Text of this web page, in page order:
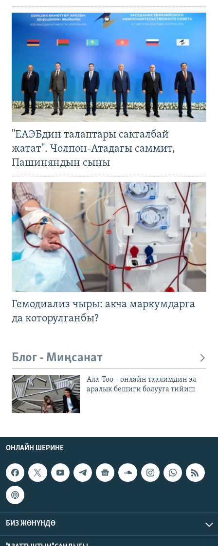
"ЕАЭБдин талаптары сакталбай
жатат". Чолпон-Атадагы саммит,
Пашиняндын сыны
Гемодиализ чыры: акча маркумдарга
да которулганбы?
Блог - Миңсанат
Ала-Тоо – онлайн таалимдин эл
аралык бешиги болууга тийиш
ОНЛАЙН ШЕРИНЕ
БИЗ ЖӨНҮНДӨ